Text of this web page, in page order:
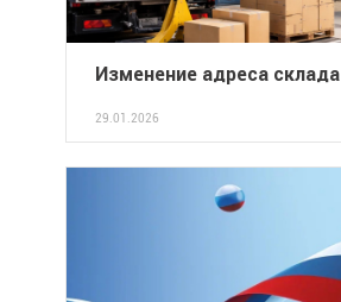
Изменение адреса склада
29.01.2026